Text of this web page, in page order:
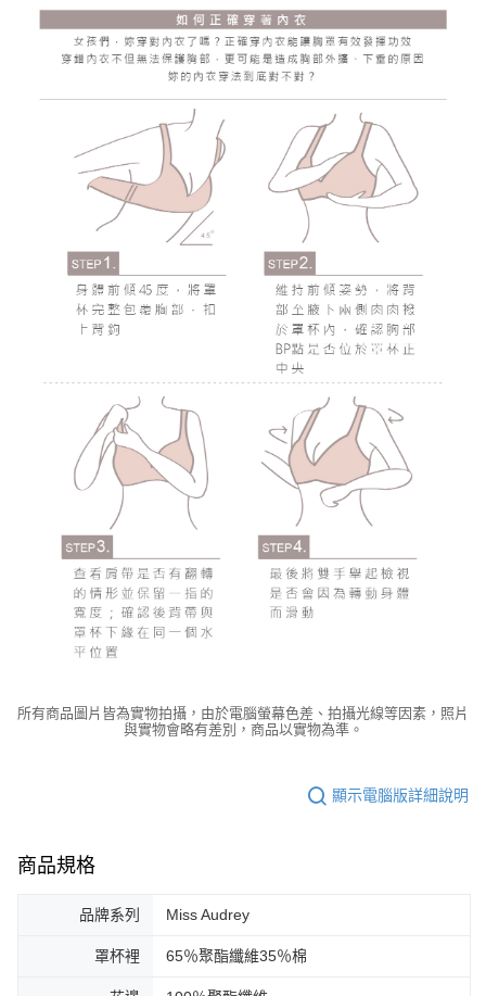
所有商品圖片皆為實物拍攝，由於電腦螢幕色差、拍攝光線等因素，照片
與實物會略有差別，商品以實物為準。
顯示電腦版詳細說明
商品規格
品牌系列 Miss Audrey
罩杯裡 65％聚酯纖維35％棉